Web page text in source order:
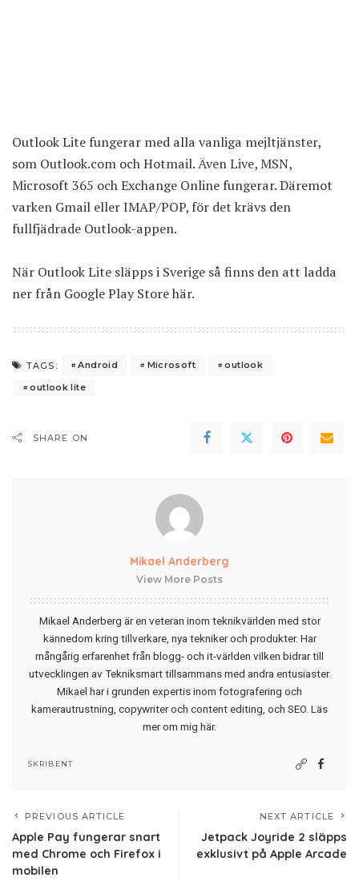
Outlook Lite fungerar med alla vanliga mejltjänster,
som Outlook.com och Hotmail. Även Live, MSN,
Microsoft 365 och Exchange Online fungerar. Däremot
varken Gmail eller IMAP/POP, för det krävs den
fullfjädrade Outlook-appen.
När Outlook Lite släpps i Sverige så finns den att ladda
ner från Google Play Storehär.
TAGS: Android Microsoft
outlook
outlook lite
SHARE ON
Mikael Anderberg
View More Posts
Mikael Anderberg är en veteran inom teknikvärlden med stor
kännedom kring tillverkare, nya tekniker och produkter. Har
mångårig erfarenhet från blogg- och it-världen vilken bidrar till
utvecklingen av Tekniksmart tillsammans med andra entusiaster.
Mikael har i grunden expertis inom fotografering och
kamerautrustning, copywriter och content editing, och SEO. Läs
mer om mig här.
SKRIBENT
PREVIOUS ARTICLE
Apple Pay fungerar snart
med Chrome och Firefox i
mobilen
NEXT ARTICLE
Jetpack Joyride 2 släpps
exklusivt på Apple Arcade